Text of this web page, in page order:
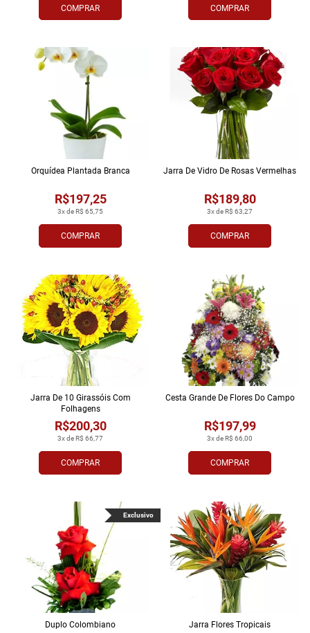
COMPRAR COMPRAR
COMPRAR
3x de R$ 65,75
R$197,25
Orquídea Plantada Branca
COMPRAR
3x de R$ 63,27
R$189,80
Jarra De Vidro De Rosas Vermelhas
COMPRAR
3x de R$ 66,77
R$200,30
Jarra De 10 Girassóis Com
Folhagens
COMPRAR
3x de R$ 66,00
R$197,99
Cesta Grande De Flores Do Campo
Duplo Colombiano
Exclusivo
Jarra Flores Tropi­cais